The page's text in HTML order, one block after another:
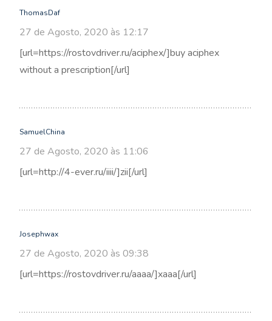
ThomasDaf
27 de Agosto, 2020 às 12:17
[url=https://rostovdriver.ru/aciphex/]buy aciphex
without a prescription[/url]
SamuelChina
27 de Agosto, 2020 às 11:06
[url=http://4-ever.ru/iiii/]zii[/url]
Josephwax
27 de Agosto, 2020 às 09:38
[url=https://rostovdriver.ru/aaaa/]xaaa[/url]